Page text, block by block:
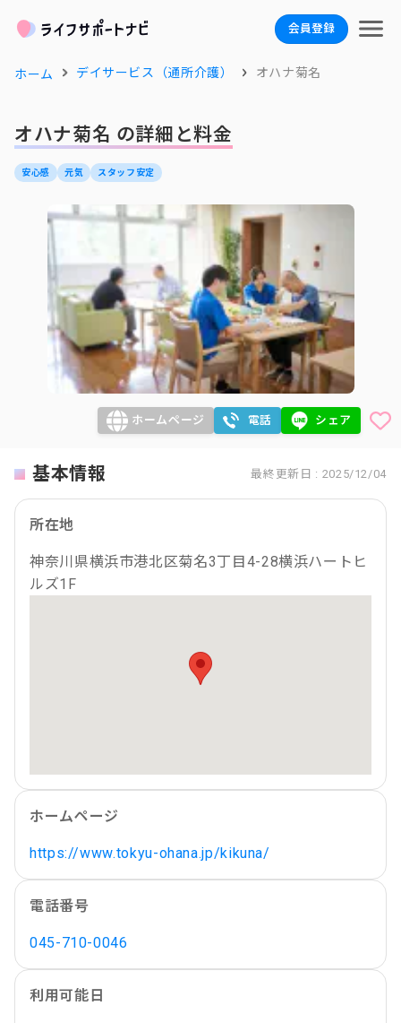
会員登録
ホーム デイサービス（通所介護） オハナ菊名
オハナ菊名 の詳細と料金
安心感 元気 スタッフ安定
ホームページ 電話 シェア
基本情報 最終更新日 : 2025/12/04
所在地
神奈川県横浜市港北区菊名3丁目4-28横浜ハートヒ
ルズ1F
ホームページ
https://www.tokyu-ohana.jp/kikuna/
電話番号
045-710-0046
利用可能日